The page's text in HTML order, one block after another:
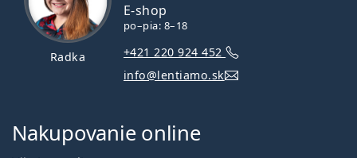
Radka
E-shop
po–pia: 8–18
+421 220 924 452
info@lentiamo.sk
Nakupovanie online